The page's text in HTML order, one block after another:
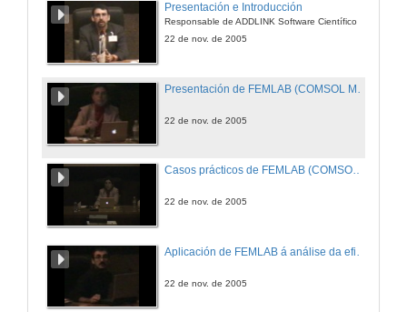
Presentación e Introducción
Responsable de ADDLINK Software Científico
22 de nov. de 2005
22 de nov. de 2005
Casos prácticos de FEMLAB (COMSOL MultiPhysics 3.2)
22 de nov. de 2005
22 de nov. de 2005